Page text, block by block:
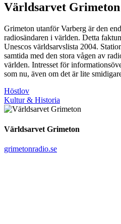
Världsarvet Grimeton
Grimeton utanför Varberg är den
radiosändaren i världen. Detta
Unescos världsarvslista 2004.
samtida med den stora vågen av
världen. Intresset för
som nu, även om det är lite
Höstlov
Kultur & Historia
Världsarvet Grimeton
grimetonradio.se